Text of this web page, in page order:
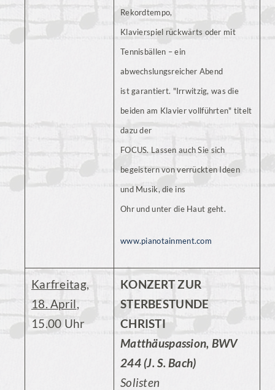
Rekordtempo,
Klavierspiel rückwärts oder mit
Tennisbällen – ein
abwechslungsreicher Abend
ist garantiert. "Irrwitzig, was die
beiden am Klavier vollführten" titelt
dazu der
FOCUS. Lassen auch Sie sich
begeistern von verrückten Ideen
und Musik, die ins
Ohr und unter die Haut geht.
www.pianotainment.com
Karfreitag,
18. April,
15.00 Uhr
KONZERT ZUR
STERBESTUNDE
CHRISTI
Matthäuspassion, BWV
244 (J. S. Bach)
Solisten